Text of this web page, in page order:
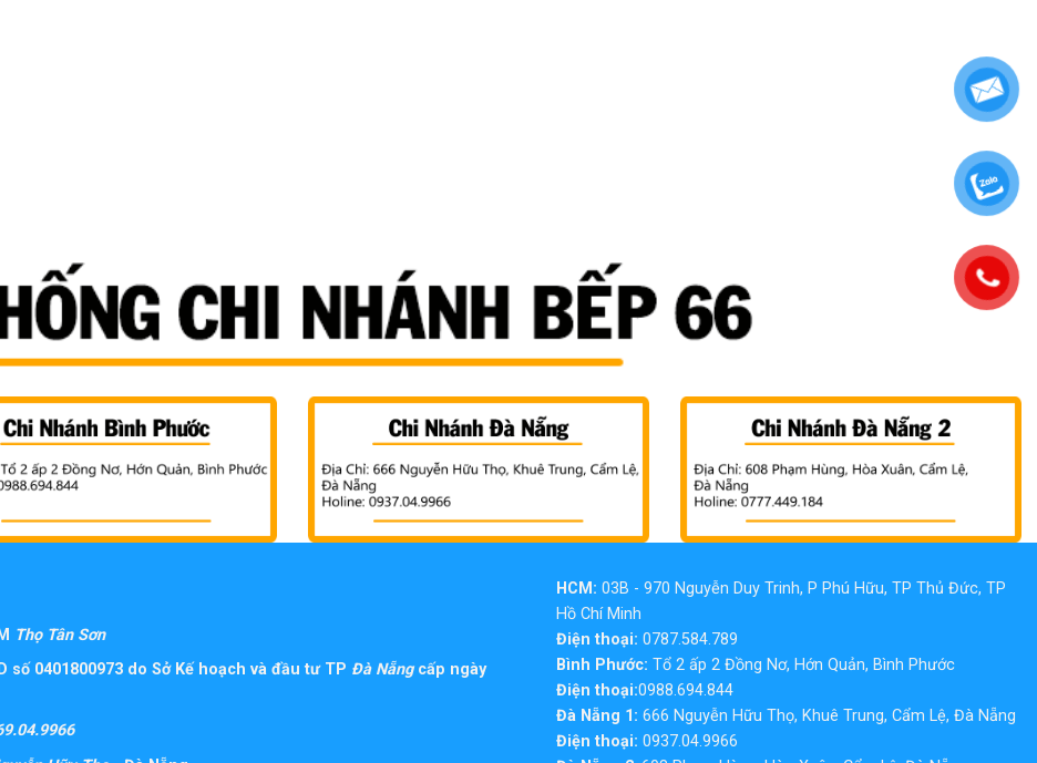
Thọ Tân Sơn
số 0401800973 do Sở Kế hoạch và đầu tư TP Đà Nẵngcấp ngày
HCM: 03B - 970 Nguyễn Duy Trinh, P Phú Hữu, TP Thủ Đức, TP
Hồ Chí Minh
Điện thoại: 0787.584.789
Bình Phước: Tổ 2 ấp 2 Đồng Nơ, Hớn Quản, Bình Phước
Điện thoại:0988.694.844
Đà Nẵng 1: 666 Nguyễn Hữu Thọ, Khuê Trung, Cẩm Lệ, Đà Nẵng
Điện thoại: 0937.04.9966